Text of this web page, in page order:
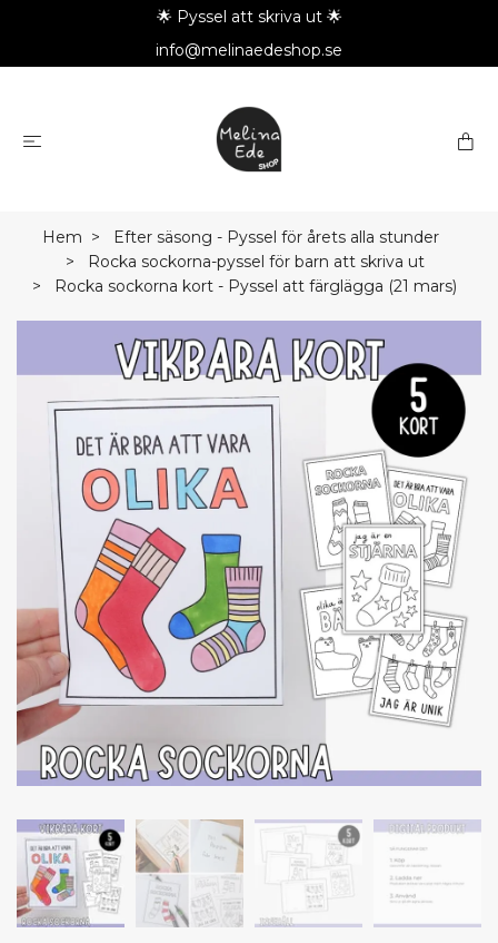
🌟 Pyssel att skriva ut 🌟
info@melinaedeshop.se
Hem
Efter säsong - Pyssel för årets alla stunder
Rocka sockorna-pyssel för barn att skriva ut
Rocka sockorna kort - Pyssel att färglägga (21 mars)